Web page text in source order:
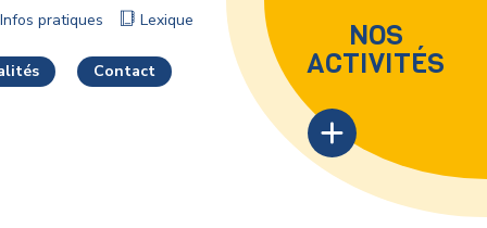
Infos pratiques Lexique
Contact
NOS
ACTIVITÉS